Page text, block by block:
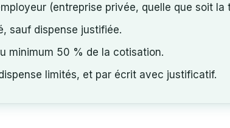
(entreprise privée, quelle que soit la
sauf dispense justifiée.
minimum 50 % de la cotisation.
limités, et par écrit avec justificatif.